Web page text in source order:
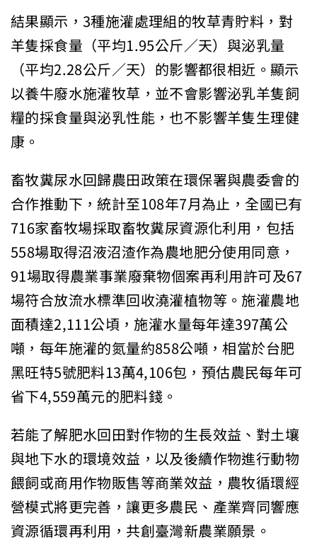
結果顯示，3種施灌處理組的牧草青貯料，對
羊隻採食量（平均1.95公斤／天）與泌乳量
（平均2.28公斤／天）的影響都很相近。顯示
以養牛廢水施灌牧草，並不會影響泌乳羊隻飼
糧的採食量與泌乳性能，也不影響羊隻生理健
康。
畜牧糞尿水回歸農田政策在環保署與農委會的
合作推動下，統計至108年7月為止，全國已有
716家畜牧場採取畜牧糞尿資源化利用，包括
558場取得沼液沼渣作為農地肥分使用同意，
91場取得農業事業廢棄物個案再利用許可及67
場符合放流水標準回收澆灌植物等。施灌農地
面積達2,111公頃，施灌水量每年達397萬公
噸，每年施灌的氮量約858公噸，相當於台肥
黑旺特5號肥料13萬4,106包，預估農民每年可
省下4,559萬元的肥料錢。
若能了解肥水回田對作物的生長效益、對土壤
與地下水的環境效益，以及後續作物進行動物
餵飼或商用作物販售等商業效益，農牧循環經
營模式將更完善，讓更多農民、產業齊同響應
資源循環再利用，共創臺灣新農業願景。